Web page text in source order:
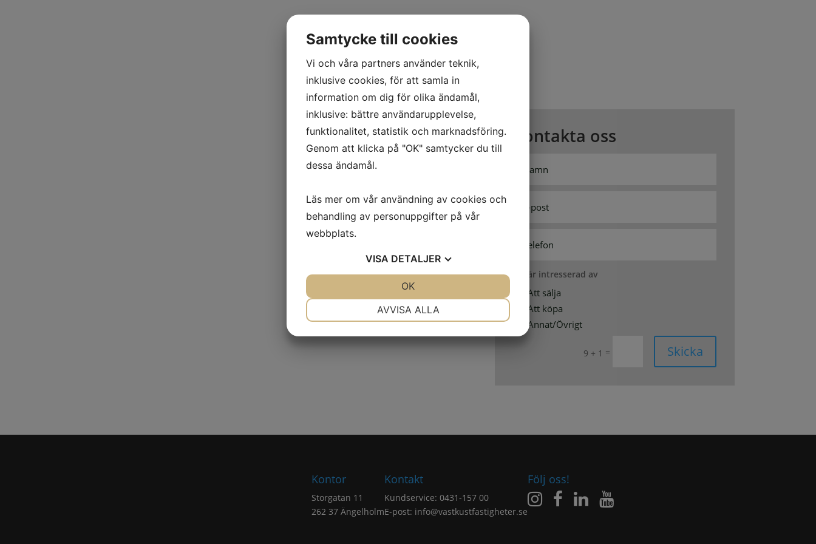
Kontakta oss
Jag är intresserad av
Att sälja
Att köpa
Annat/Övrigt
9 + 1 = Skicka
Kontor
Storgatan 11
262 37 Ängelholm
Kontakt
Kundservice: 0431-157 00
E-post: info@vastkustfastigheter.se
Följ oss!
Samtycke till cookies
Vi och våra partners använder teknik,
inklusive cookies, för att samla in
information om dig för olika ändamål,
inklusive: bättre användarupplevelse,
funktionalitet, statistik och marknadsföring.
Genom att klicka på "OK" samtycker du till
dessa ändamål.
Läs mer om vår användning av cookies och
behandling av personuppgifter på vår
webbplats.
VISA DETALJER
AVVISA ALLA
OK